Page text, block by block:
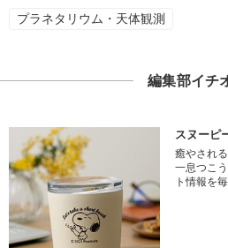
プラネタリウム・天体観測
編集部イチ
スヌーピ
癒やされ
一息つこ
ト情報を